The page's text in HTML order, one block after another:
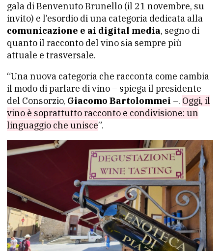
gala di Benvenuto Brunello (il 21 novembre, su
invito) e l’esordio di una categoria dedicata alla
comunicazione e ai digital media, segno di
quanto il racconto del vino sia sempre più
attuale e trasversale.
“Una nuova categoria che racconta come cambia
il modo di parlare di vino – spiega il presidente
del Consorzio, Giacomo Bartolommei –. Oggi, il
vino è soprattutto racconto e condivisione: un
linguaggio che unisce”.